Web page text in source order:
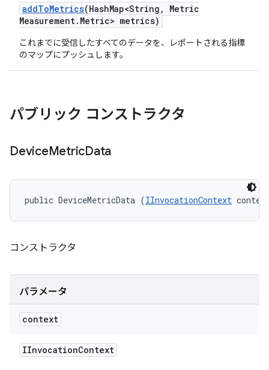
addToMetrics(HashMap<String ,
Metric
Measurement. Metric> metrics)
これまでに受信したすべてのデータを、レポートされる指標
のマップにプッシュします。
パブリック コンストラクタ
DeviceMetricData
public DeviceMetricData (IInvocationContext
コンストラクタ
パラメータ
context
IInvocationContext